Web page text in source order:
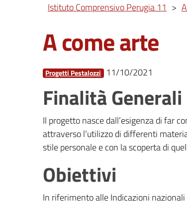
Istituto Comprensivo Perugia 11 >
A come arte
Progetti Pestalozzi 11/10/2021
Finalità Generali
Il progetto nasce dall’esigenza di far
attraverso l’utilizzo di differenti
stile personale e con la scoperta di
Obiettivi
In riferimento alle Indicazioni